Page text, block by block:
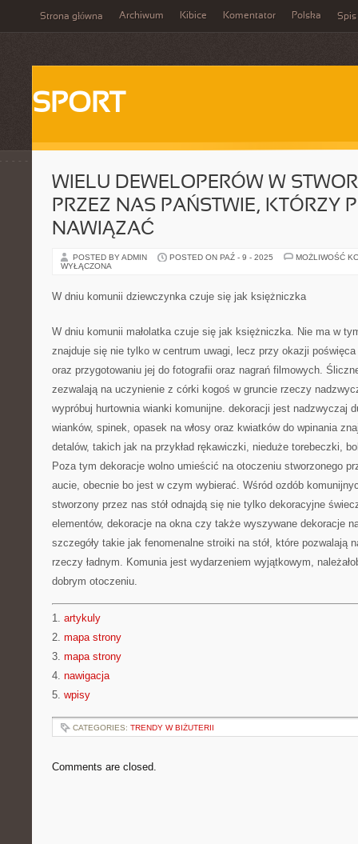
Strona główna Archiwum Kibice Komentator Polska Spis
SPORT
WIELU DEWELOPERÓW W
PRZEZ NAS PAŃSTWIE, KTÓRZY
NAWIĄZAĆ
POSTED BY ADMIN POSTED ON PAŹ - 9 - 2025
MOŻLIWOŚĆ
WYŁĄCZONA
W dniu komunii dziewczynka czuje się jak księżniczka
W dniu komunii małolatka czuje się jak księżniczka. Nie ma w
znajduje się nie tylko w centrum uwagi, lecz przy okazji
oraz przygotowaniu jej do fotografii oraz nagrań filmowych.
zezwalają na uczynienie z córki kogoś w gruncie rzeczy
wypróbuj hurtownia wianki komunijne. dekoracji jest nadzwyczaj
wianków, spinek, opasek na włosy oraz kwiatków do wpinania
detalów, takich jak na przykład rękawiczki, nieduże torebeczki,
Poza tym dekoracje wolno umieścić na otoczeniu stworzonego
aucie, obecnie bo jest w czym wybierać. Wśród ozdób
stworzony przez nas stół odnajdą się nie tylko dekoracyjne
elementów, dekoracje na okna czy także wyszywane dekoracje
szczegóły takie jak fenomenalne stroiki na stół, które pozwalają
rzeczy ładnym. Komunia jest wydarzeniem wyjątkowym,
dobrym otoczeniu.
1. artykuly
2. mapa strony
3. mapa strony
4. nawigacja
5. wpisy
CATEGORIES: TRENDY W BIŻUTERII
Comments are closed.